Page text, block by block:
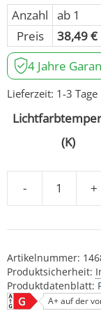
Anzahl ab 1
Preis
38,49€
4 Jahre
Lieferzeit: 1-3 Tage
(K)
-
Bad LED- +
Artikelnummer:
Produktsicherheit:
Produktdatenblatt:
A+ auf der